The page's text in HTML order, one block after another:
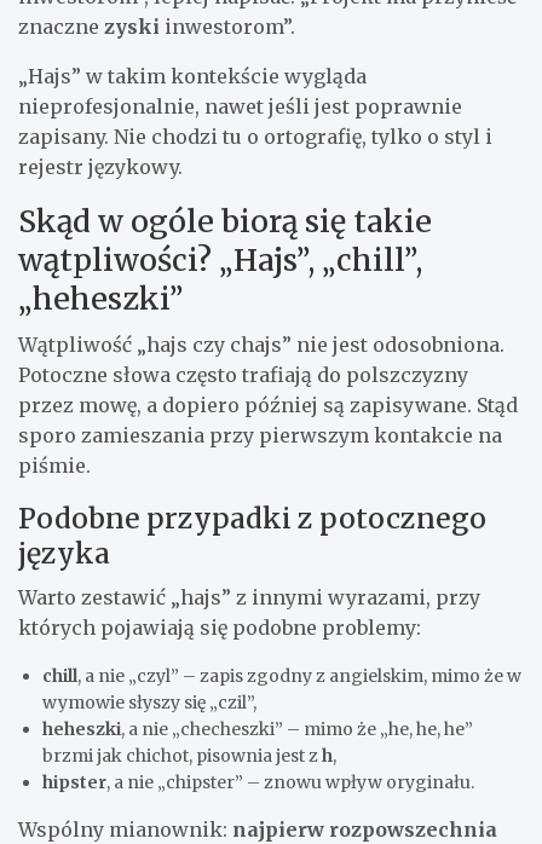
znaczne zyski inwestorom”.
„Hajs” w takim kontekście wygląda
nieprofesjonalnie, nawet jeśli jest poprawnie
zapisany. Nie chodzi tu o ortografię, tylko o styl i
rejestr językowy.
Skąd w ogóle biorą się takie
wątpliwości? „Hajs”, „chill”,
„heheszki”
Wątpliwość „hajs czy chajs” nie jest odosobniona.
Potoczne słowa często trafiają do polszczyzny
przez mowę, a dopiero później są zapisywane. Stąd
sporo zamieszania przy pierwszym kontakcie na
piśmie.
Podobne przypadki z potocznego
języka
Warto zestawić „hajs” z innymi wyrazami, przy
których pojawiają się podobne problemy:
chill, a nie „czyl” – zapis zgodny z angielskim, mimo że w
wymowie słyszy się „czil”,
heheszki, a nie „checheszki” – mimo że „he, he, he”
brzmi jak chichot, pisownia jest zh,
hipster, a nie „chipster” – znowu wpływ oryginału.
Wspólny mianownik: najpierw rozpowszechnia